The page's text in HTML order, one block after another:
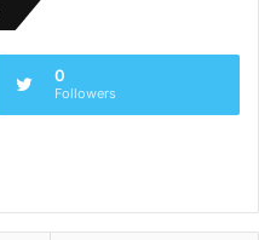
0
Followers